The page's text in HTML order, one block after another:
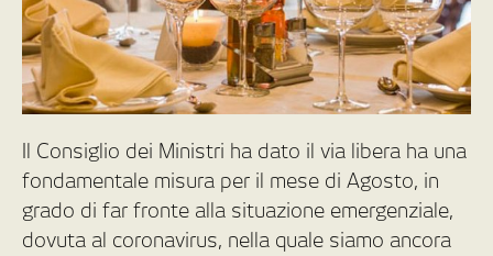
Il Consiglio dei Ministri ha dato il via libera ha una
fondamentale misura per il mese di Agosto, in
grado di far fronte alla situazione emergenziale,
dovuta al coronavirus, nella quale siamo ancora